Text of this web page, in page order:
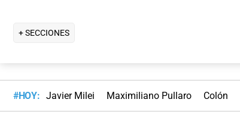
+ SECCIONES
#HOY: Javier Milei Maximiliano Pullaro Colón